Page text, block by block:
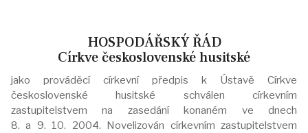
HOSPODÁŘSKÝ ŘÁD
Církve československé husitské
jako prováděcí církevní předpis k Ústavě Církve
československé husitské schválen církevním
zastupitelstvem na zasedání konaném ve dnech
8. a 9. 10. 2004. Novelizován církevním zastupitelstvem